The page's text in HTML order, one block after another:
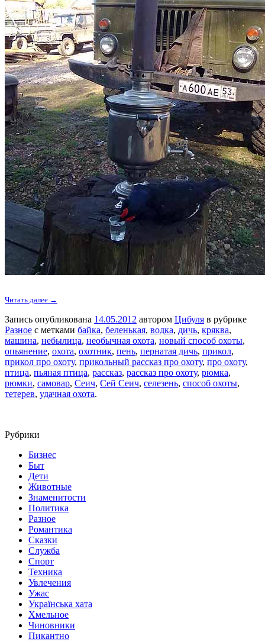
Читать далее →
Запись опубликована 14.05.2012 автором Цибуля в рубрике
Разное с метками байка, беленькая, водка, дичь, кряква,
машина, небылица, необычная охота, новый способ охоты,
опьянение, охота, охотник, пень, пернатая дичь, прикол,
прикол про охоту, прикольный рассказ про охоту, про охоту,
птица, пьяная птица, рассказ, рассказ про охоту, рюмка,
рюмки, самовар, Сеич, Сей Сеич, селезень, способ охоты,
тетерев, удачная охота.
Рубрики
Бизнес
Быт
Дети
Животные
Знаменитости
Политика
Разное
Романтика
Сказки
Служба
Спорт
Техника
Увлечения
Ужас
Українська хата
Хмельное
Чиновники
Пикантно